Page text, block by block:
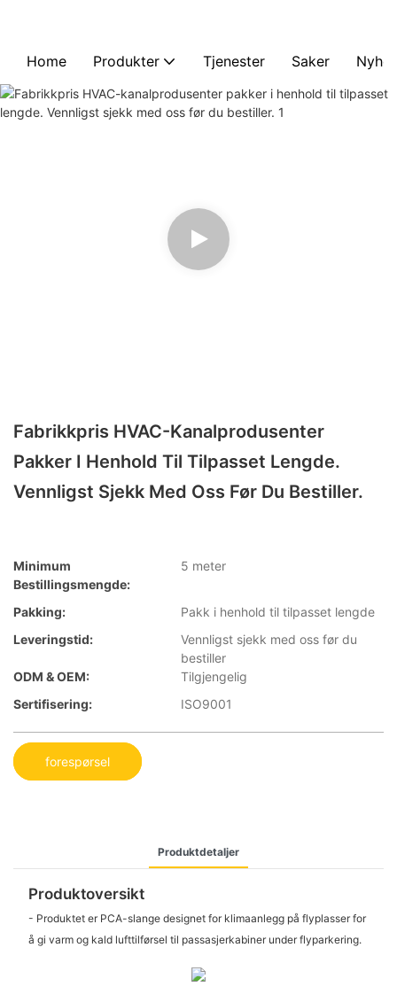
Home Produkter Tjenester Saker
Fabrikkpris HVAC-Kanalprodusenter
Pakker I Henhold Til Tilpasset Lengde.
Vennligst Sjekk Med Oss ​​før Du Bestiller.
Minimum
Bestillingsmengde:
5 meter
Pakking:
Pakk i henhold til tilpasset lengde
Leveringstid:
Vennligst sjekk med oss ​​før du
bestiller
ODM & OEM:
Tilgjengelig
Sertifisering:
ISO9001
forespørsel
Produktdetaljer
Produktoversikt
- Produktet er PCA-slange designet for klimaanlegg på flyplasser for
å gi varm og kald lufttilførsel til passasjerkabiner under flyparkering.